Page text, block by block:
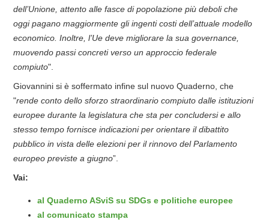
dell’Unione, attento alle fasce di popolazione più deboli che
oggi pagano maggiormente gli ingenti costi dell’attuale modello
economico. Inoltre, l’Ue deve migliorare la sua governance,
muovendo passi concreti verso un approccio federale
compiuto".
Giovannini si è soffermato infine sul nuovo Quaderno, che
"rende conto dello sforzo straordinario compiuto dalle istituzioni
europee durante la legislatura che sta per concludersi e allo
stesso tempo fornisce indicazioni per orientare il dibattito
pubblico in vista delle elezioni per il rinnovo del Parlamento
europeo previste a giugno”.
Vai:
al Quaderno ASviS su SDGs e politiche europee
al comunicato stampa